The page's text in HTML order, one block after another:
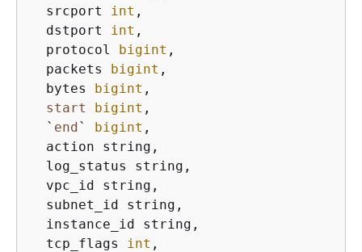
  srcport
int ,
  dstport
int ,
  protocol
bigint ,
  packets
bigint ,
  bytes
bigint ,
start
bigint ,
  `
end` bigint ,
  action string,
  log_status string,
  vpc_id string,
  subnet_id string,
  instance_id string,
  tcp_flags
int ,